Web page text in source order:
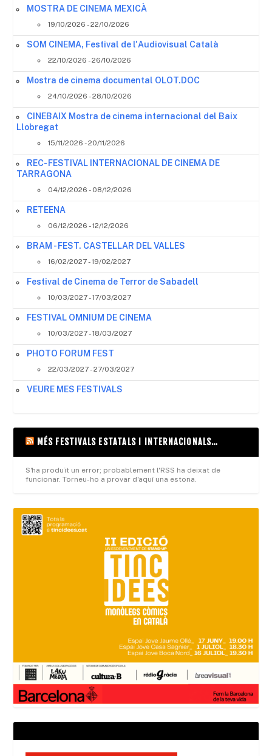
MOSTRA DE CINEMA MEXICÀ
19/10/2026 - 22/10/2026
SOM CINEMA, Festival de l'Audiovisual Català
22/10/2026 - 26/10/2026
Mostra de cinema documental OLOT.DOC
24/10/2026 - 28/10/2026
CINEBAIX Mostra de cinema internacional del Baix
Llobregat
15/11/2026 - 20/11/2026
REC- FESTIVAL INTERNACIONAL DE CINEMA DE
TARRAGONA
04/12/2026 - 08/12/2026
RETEENA
06/12/2026 - 12/12/2026
BRAM - FEST. CASTELLAR DEL VALLES
16/02/2027 - 19/02/2027
Festival de Cinema de Terror de Sabadell
10/03/2027 - 17/03/2027
FESTIVAL OMNIUM DE CINEMA
10/03/2027 - 18/03/2027
PHOTO FORUM FEST
22/03/2027 - 27/03/2027
VEURE MES FESTIVALS
MÉS FESTIVALS ESTATALS I INTERNACIONALS…
S'ha produït un error; probablement l'RSS ha deixat de
funcionar. Torneu-ho a provar d'aquí una estona.